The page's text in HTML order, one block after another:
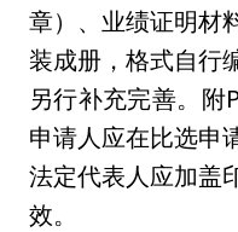
章）、业绩证明材
装成册，格式自行
另行补充完善。附
申请人应在比选申
法定代表人应加盖
效。